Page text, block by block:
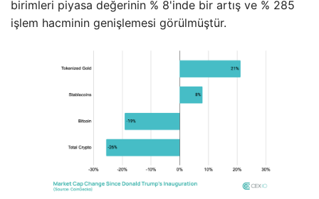
birimleri piyasa değerinin % 8'inde bir artış ve % 285
işlem hacminin genişlemesi görülmüştür.